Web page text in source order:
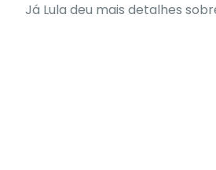
Já Lula deu mais detalhes